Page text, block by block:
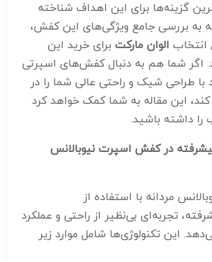
گزینه‌ها برای این اهداف شناخته
به بررسی جامع ویژگی‌های این کفش،
انتخاب الوان مارکت برای خرید این
اگر شما هم به دنبال کفش‌های اسپرتی
با طراحی شیک و راحتی عالی شما را در
این مقاله به شما کمک خواهد کرد
را داشته باشید.
در کفش اسپرت نیوبالانس
مردانه با استفاده از
تجربه‌ای بی‌نظیر از راحتی و عملکرد
این تکنولوژی‌ها شامل موارد زیر